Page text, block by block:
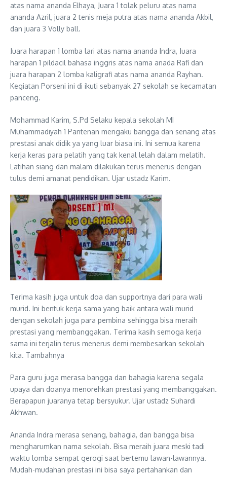
atas nama ananda Elhaya, Juara 1 tolak peluru atas nama
ananda Azril, juara 2 tenis meja putra atas nama ananda Akbil,
dan juara 3 Volly ball.
Juara harapan 1 lomba lari atas nama ananda Indra, Juara
harapan 1 pildacil bahasa inggris atas nama anada Rafi dan
juara harapan 2 lomba kaligrafi atas nama ananda Rayhan.
Kegiatan Porseni ini di ikuti sebanyak 27 sekolah se kecamatan
panceng.
Mohammad Karim, S.Pd Selaku kepala sekolah MI
Muhammadiyah 1 Pantenan mengaku bangga dan senang atas
prestasi anak didik ya yang luar biasa ini. Ini semua karena
kerja keras para pelatih yang tak kenal lelah dalam melatih.
Latihan siang dan malam dilakukan terus menerus dengan
tulus demi amanat pendidikan. Ujar ustadz Karim.
Terima kasih juga untuk doa dan supportnya dari para wali
murid. Ini bentuk kerja sama yang baik antara wali murid
dengan sekolah juga para pembina sehingga bisa meraih
prestasi yang membanggakan. Terima kasih semoga kerja
sama ini terjalin terus menerus demi membesarkan sekolah
kita. Tambahnya
Para guru juga merasa bangga dan bahagia karena segala
upaya dan doanya menorehkan prestasi yang membanggakan.
Berapapun juaranya tetap bersyukur. Ujar ustadz Suhardi
Akhwan.
Ananda Indra merasa senang, bahagia, dan bangga bisa
mengharumkan nama sekolah. Bisa meraih juara meski tadi
waktu lomba sempat gerogi saat bertemu lawan-lawannya.
Mudah-mudahan prestasi ini bisa saya pertahankan dan